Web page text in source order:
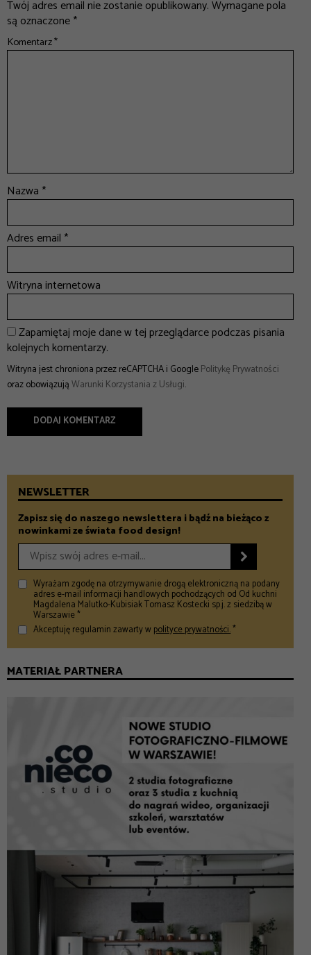
Twój adres email nie zostanie opublikowany.Wymagane pola
są oznaczone*
Komentarz*
Nazwa *
Adres email *
Witryna internetowa
Zapamiętaj moje dane w tej przeglądarce podczas pisania
kolejnych komentarzy.
Witryna jest chroniona przez reCAPTCHA i GooglePolitykę Prywatności
oraz obowiązująWarunki Korzystania z Usługi.
NEWSLETTER
Zapisz się do naszego newslettera i bądź na bieżąco z
nowinkami ze świata food design!

Wyrażam zgodę na otrzymywanie drogą elektroniczną na podany
adres e-mail informacji handlowych pochodzących od Od kuchni
Magdalena Malutko-Kubisiak Tomasz Kostecki sp.j. z siedzibą w
Warszawie *
Akceptuję regulamin zawarty wpolityce prywatności.*
MATERIAŁ PARTNERA